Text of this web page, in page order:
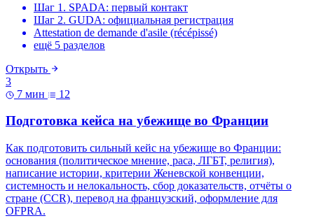
Шаг 1. SPADA: первый контакт
Шаг 2. GUDA: официальная регистрация
Attestation de demande d'asile (récépissé)
ещё 5 разделов
Открыть
3
7 мин
12
Подготовка кейса на убежище во Франции
Как подготовить сильный кейс на убежище во Франции:
основания (политическое мнение, раса, ЛГБТ, религия),
написание истории, критерии Женевской конвенции,
системность и нелокальность, сбор доказательств, отчёты о
стране (CCR), перевод на французский, оформление для
OFPRA.